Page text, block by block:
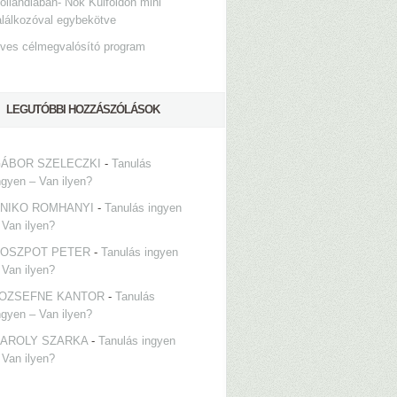
egybekötve
célmegvalósító program
LEGUTÓBBI HOZZÁSZÓLÁSOK
SZELECZKI - Tanulás
– Van ilyen?
ROMHANYI - Tanulás ingyen
ilyen?
PETER - Tanulás ingyen
ilyen?
KANTOR - Tanulás
– Van ilyen?
SZARKA- Tanulás ingyen
ilyen?